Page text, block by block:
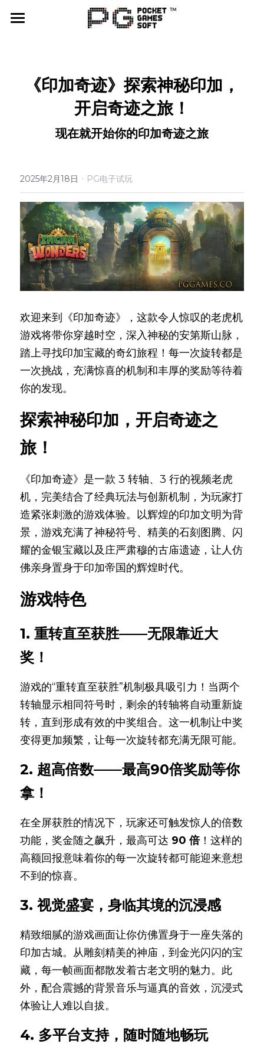
PG爆率计算器
最新消息
公司
社群媒体
X（Twitter）
500送500
《印加奇迹》探索神秘印加，
开启奇迹之旅！
现在就开始你的印加奇迹之旅
2025年2月18日 · PG电子试玩
欢迎来到《印加奇迹》，这款令人惊叹的老虎机
游戏将带你穿越时空，深入神秘的安第斯山脉，
踏上寻找印加宝藏的奇幻旅程！每一次旋转都是
一次挑战，充满惊喜的机制和丰厚的奖励等待着
你的发现。
探索神秘印加，开启奇迹之
旅！
《印加奇迹》是一款 3 转轴、3 行的视频老虎
机，完美结合了经典玩法与创新机制，为玩家打
造紧张刺激的游戏体验。以辉煌的印加文明为背
景，游戏充满了神秘符号、精美的石刻图腾、闪
耀的金银宝藏以及庄严肃穆的古庙遗迹，让人仿
佛亲身置身于印加帝国的辉煌时代。
游戏特色
1. 重转直至获胜——无限靠近大
奖！
游戏的“重转直至获胜”机制极具吸引力！当两个
转轴显示相同符号时，剩余的转轴将自动重新旋
转，直到形成有效的中奖组合。这一机制让中奖
变得更加频繁，让每一次旋转都充满无限可能。
2. 超高倍数——最高90倍奖励等你
拿！
在全屏获胜的情况下，玩家还可触发惊人的倍数
功能，奖金随之飙升，最高可达 90 倍！这样的
高额回报意味着你的每一次旋转都可能迎来意想
不到的惊喜。
3. 视觉盛宴，身临其境的沉浸感
精致细腻的游戏画面让你仿佛置身于一座失落的
印加古城。从雕刻精美的神庙，到金光闪闪的宝
藏，每一帧画面都散发着古老文明的魅力。此
外，配合震撼的背景音乐与逼真的音效，沉浸式
体验让人难以自拔。
4. 多平台支持，随时随地畅玩